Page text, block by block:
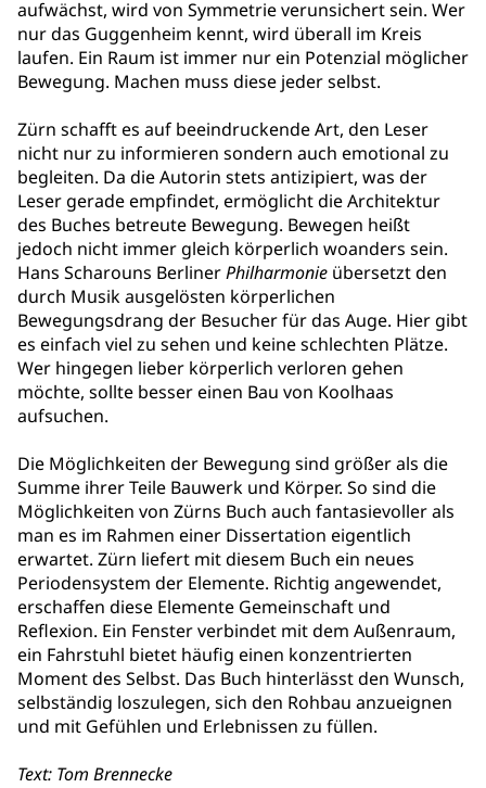
aufwächst, wird von Symmetrie verunsichert sein. Wer
nur das Guggenheim kennt, wird überall im Kreis
laufen. Ein Raum ist immer nur ein Potenzial möglicher
Bewegung. Machen muss diese jeder selbst.
Zürn schafft es auf beeindruckende Art, den Leser
nicht nur zu informieren sondern auch emotional zu
begleiten. Da die Autorin stets antizipiert, was der
Leser gerade empfindet, ermöglicht die Architektur
des Buches betreute Bewegung. Bewegen heißt
jedoch nicht immer gleich körperlich woanders sein.
Hans Scharouns BerlinerPhilharmonie übersetzt den
durch Musik ausgelösten körperlichen
Bewegungsdrang der Besucher für das Auge. Hier gibt
es einfach viel zu sehen und keine schlechten Plätze.
Wer hingegen lieber körperlich verloren gehen
möchte, sollte besser einen Bau von Koolhaas
aufsuchen.
Die Möglichkeiten der Bewegung sind größer als die
Summe ihrer Teile Bauwerk und Körper. So sind die
Möglichkeiten von Zürns Buch auch fantasievoller als
man es im Rahmen einer Dissertation eigentlich
erwartet. Zürn liefert mit diesem Buch ein neues
Periodensystem der Elemente. Richtig angewendet,
erschaffen diese Elemente Gemeinschaft und
Reflexion. Ein Fenster verbindet mit dem Außenraum,
ein Fahrstuhl bietet häufig einen konzentrierten
Moment des Selbst. Das Buch hinterlässt den Wunsch,
selbständig loszulegen, sich den Rohbau anzueignen
und mit Gefühlen und Erlebnissen zu füllen.
Text: Tom Brennecke